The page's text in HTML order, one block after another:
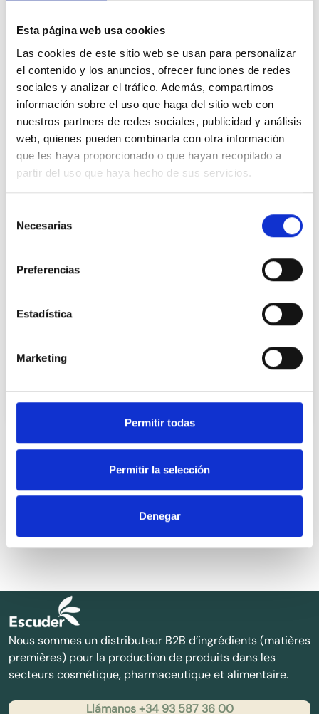
Esta página web usa cookies
Las cookies de este sitio web se usan para personalizar
el contenido y los anuncios, ofrecer funciones de redes
sociales y analizar el tráfico. Además, compartimos
información sobre el uso que haga del sitio web con
nuestros partners de redes sociales, publicidad y análisis
web, quienes pueden combinarla con otra información
que les haya proporcionado o que hayan recopilado a
partir del uso que haya hecho de sus servicios.
Necesarias
Preferencias
Estadística
Marketing
Permitir todas
Permitir la selección
Denegar
03/04/2025
🌿 Huile d’amande douce : un classique
incontournable en cosmétique
les plus appréciés de l’industrie cosmétique
excellente tolérance cutanée. Bien qu’il s’agisse
les formulations modernes qui privilégient le
naturel, le sensoriel et l’efficacité. Qu’est-ce que
l’huile d’amande douce? D’origine 100 %
Nous sommes un distributeur B2B d’ingrédients (matières
premières) pour la production de produits dans les
secteurs cosmétique, pharmaceutique et alimentaire.
Llámanos +34 93 587 36 00